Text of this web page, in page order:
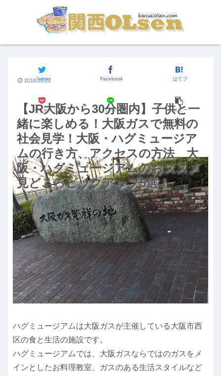
【JR大阪から30分圏内】子供と一
緒に楽しめる！大阪ガスで無料の
社会見学！大阪・ハグミュージア
ムの行き方、アクセスの方法 大
阪・ハグミュージアムのおススメ
見どころピックアップ5選！
Twitter Facebook はてブ
Pocket LINE コピー
2018.03.22
ハグミュージアムは大阪ガスが主催している大阪市西
区の食と生活の施設です。
ハグミュージアムでは、大阪ガスならではのガスをメ
インとしたお料理教室、ガスのある生活スタイルなど